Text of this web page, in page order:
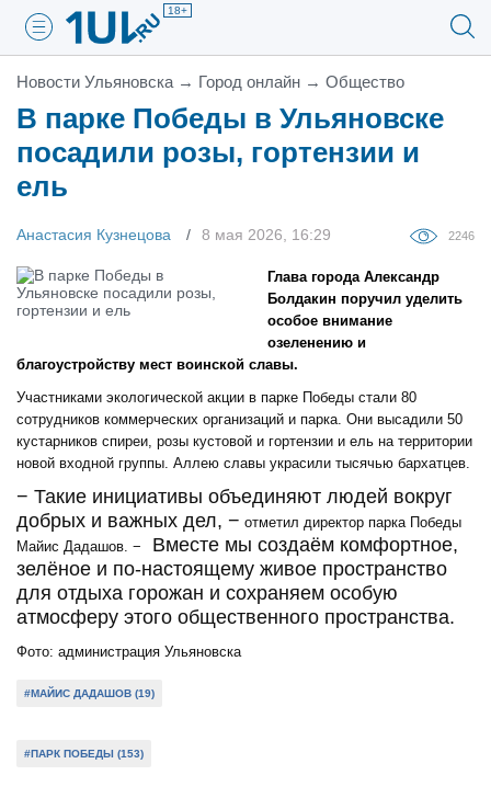
18+
Новости Ульяновска → Город онлайн → Общество
В парке Победы в Ульяновске
посадили розы, гортензии и
ель
Анастасия Кузнецова 8 мая 2026, 16:29 2246
Глава города Александр
Болдакин поручил уделить
особое внимание
озеленению и
благоустройству мест воинской славы.
Участниками экологической акции в парке Победы стали 80
сотрудников коммерческих организаций и парка. Они высадили 50
кустарников спиреи, розы кустовой и гортензии и ель на территории
новой входной группы. Аллею славы украсили тысячью бархатцев.
− Такие инициативы объединяют людей вокруг
добрых и важных дел, − отметил директор парка Победы
Майис Дадашов. −
Вместе мы создаём комфортное,
зелёное и по-настоящему живое пространство
для отдыха горожан и сохраняем особую
атмосферу этого общественного пространства.
Фото: администрация Ульяновска
#МАЙИС ДАДАШОВ (19)
#ПАРК ПОБЕДЫ (153)